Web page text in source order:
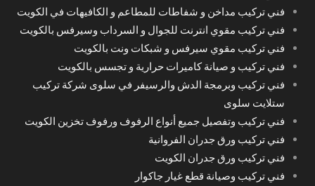
فني تركيب مداخن و شفاطات للمطاعم و الكافيهات في الكويت
فني تركيب مقوي انترنت للجوال و السرداب وسيرفس بالكويت
فني تركيب مقوي سيرفس و شبكات ونت بالكويت
فني تركيب و صيانة كاميرات حرارية و تجسس بالكويت
فني تركيب وبرمجة الدش والرسيفر في سلوى شركة تركيب
ستلايت سلوى
فني تركيب وتفصيل جميع أنواع الرفوف ورفوف تخزين الكويت
فني تركيب ورق جدران الفروانية
فني تركيب ورق جدران الكويت
فني تركيب وصيانة قطع غيار جاكوار